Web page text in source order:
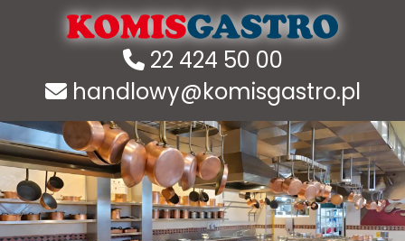
22 424 50 00
handlowy@komisgastro.pl